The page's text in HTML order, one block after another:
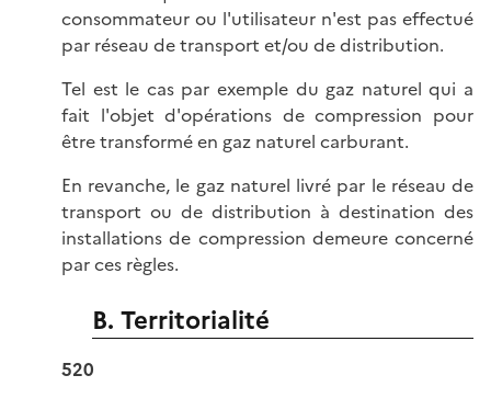
consommateur ou l'utilisateur n'est pas effectué
par réseau de transport et/ou de distribution.
Tel est le cas par exemple du gaz naturel qui a
fait l'objet d'opérations de compression pour
être transformé en gaz naturel carburant.
En revanche, le gaz naturel livré par le réseau de
transport ou de distribution à destination des
installations de compression demeure concerné
par ces règles.
B. Territorialité
520